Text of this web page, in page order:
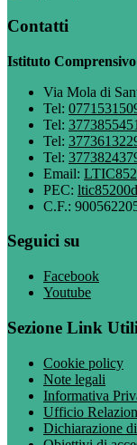
Contatti
Istituto
Via Mola di
Tel:
Tel: 3773855451
Tel:
Tel:
Email:
PEC:
C.F.:
Seguici su
Facebook
Youtube
Sezione Link Utili
Cookie policy
Note legali
Informativa
Ufficio
Dichiarazione